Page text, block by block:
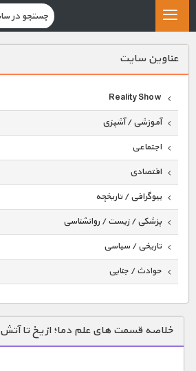
عناوين سايت
Reality Show
آموزشی / آشپزی
اجتماعی
اقتصادی
بیوگرافی / تاریخچه
پزشکی / زیست / روانشناسی
تاریخی / سیاسی
حوادث / جنایی
دنیای خوراکی ها
زمین شناسی / محیط زیست
خلاصه قسمت های علم دما؛ از یخ تا آتش